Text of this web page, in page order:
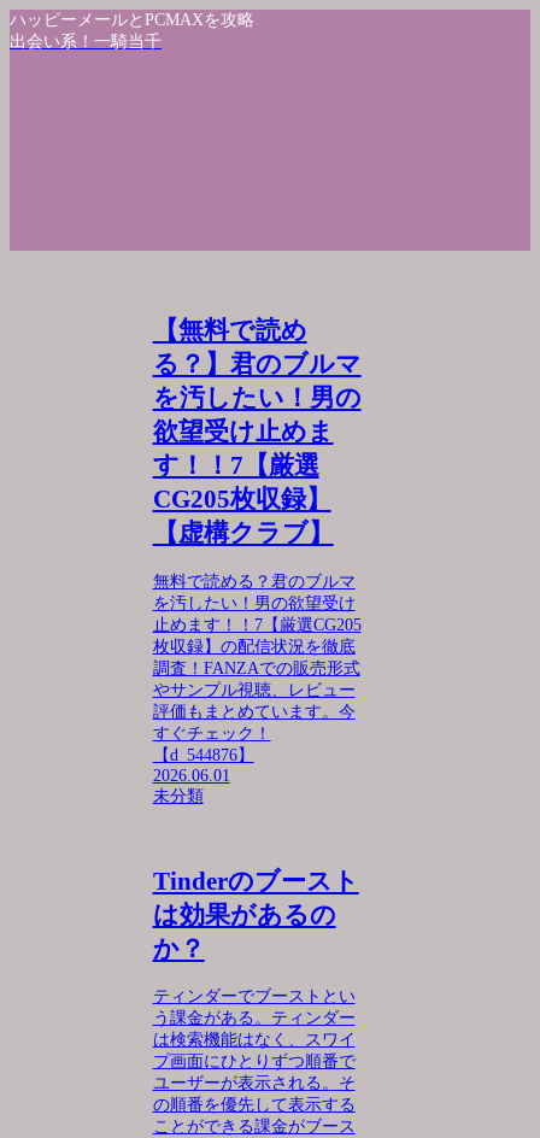
ハッピーメールとPCMAXを攻略
出会い系！一騎当千
【無料で読め
る？】君のブルマ
を汚したい！男の
欲望受け止めま
す！！7【厳選
CG205枚収録】
【虚構クラブ】
無料で読める？君のブルマ
を汚したい！男の欲望受け
止めます！！7【厳選CG205
枚収録】の配信状況を徹底
調査！FANZAでの販売形式
やサンプル視聴、レビュー
評価もまとめています。今
すぐチェック！
【d_544876】
2026.06.01
未分類
Tinderのブースト
は効果があるの
か？
ティンダーでブーストとい
う課金がある。ティンダー
は検索機能はなく、スワイ
プ画面にひとりずつ順番で
ユーザーが表示される。そ
の順番を優先して表示する
ことができる課金がブース